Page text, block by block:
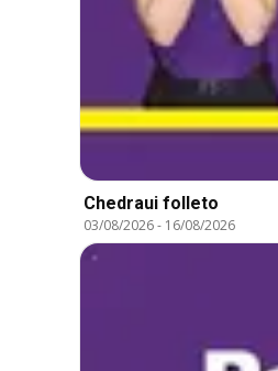
Chedraui folleto
03/08/2026- 16/08/2026